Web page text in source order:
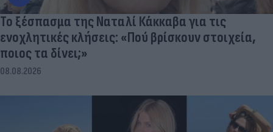
Το ξέσπασμα της Ναταλί Κάκκαβα για τις
ενοχλητικές κλήσεις: «Πού βρίσκουν στοιχεία,
ποιος τα δίνει;»
08.08.2026